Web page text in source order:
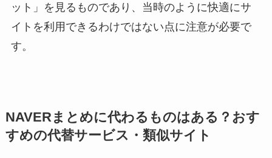
ット」を見るものであり、当時のように快適にサ
イトを利用できるわけではない点に注意が必要で
す。
NAVERまとめに代わるものはある？おす
すめの代替サービス・類似サイト